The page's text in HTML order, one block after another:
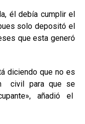
él debía cumplir el
solo depositó el
que esta generó
diciendo que no es
civil para que se
añadió el